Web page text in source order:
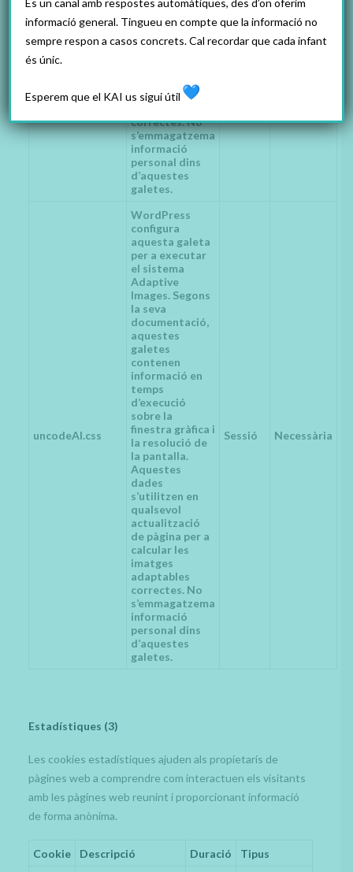
s’utilitzen en
qualsevol
calcular les
imatges
correctes. No
s’emmagatzema
informació
personal dins
d’aquestes
galetes.
uncodeAI.css
WordPress
configura
aquesta galeta
per a executar
el sistema
Adaptive
Images. Segons
la seva
documentació,
aquestes
galetes
contenen
informació en
temps
d’execució
sobre la
finestra gràfica i
la resolució de
la pantalla.
Aquestes
dades
s’utilitzen en
qualsevol
actualització
de pàgina per a
calcular les
imatges
adaptables
correctes. No
s’emmagatzema
informació
personal dins
d’aquestes
galetes.
Sessió Necessària
Estadístiques (3)
Les cookies estadístiques ajuden als propietaris de
pàgines web a comprendre com interactuen els visitants
amb les pàgines web reunint i proporcionant informació
de forma anònima.
Cookie Descripció Duració Tipus
informació general. Tingueu en compte que la informació no
sempre respon a casos concrets. Cal recordar que cada infant
és únic.
Esperem que el KAI us sigui útil